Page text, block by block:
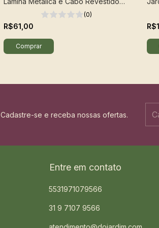
em Plástico - Tramontina(0)
R$61,00
Cadastre-se e receba nossas ofertas.
Entre em contato
5531971079566
31 9 7107 9566